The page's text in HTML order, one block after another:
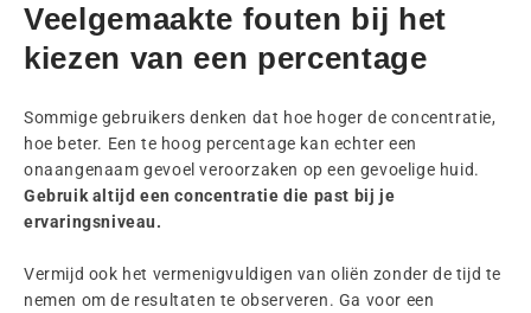
Veelgemaakte fouten bij het
kiezen van een percentage
Sommige gebruikers denken dat hoe hoger de concentratie,
hoe beter. Een te hoog percentage kan echter een
onaangenaam gevoel veroorzaken op een gevoelige huid.
Gebruik altijd een concentratie die past bij je
ervaringsniveau.
Vermijd ook het vermenigvuldigen van oliën zonder de tijd te
nemen om de resultaten te observeren. Ga voor een